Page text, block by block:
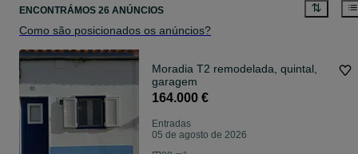
ENCONTRÁMOS 26 ANÚNCIOS
Como são posicionados os anúncios?
Moradia T2 remodelada, quintal,
garagem
164.000 €
Entradas
05 de agosto de 2026